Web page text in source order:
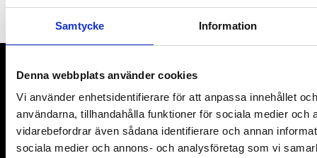
Samtycke Information
Denna webbplats använder cookies
Vi använder enhetsidentifierare för att anpassa innehållet
användarna, tillhandahålla funktioner för sociala medier och
vidarebefordrar även sådana identifierare och annan
sociala medier och annons- och analysföretag som vi
arbete för stärkt global funktionsrätt.
READ MORE "
Organisation number: 802402-9376
MyRight 2025